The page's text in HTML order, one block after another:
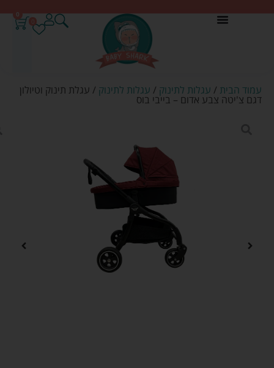
0
עמוד הבית / עגלות לתינוק / עגלות לתינוק / עגלת תינוק וטיולון
דגם צ'יטה צבע אדום – בייבי בוס